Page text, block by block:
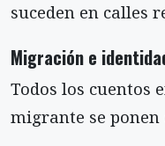
suceden en calles
Migración e
Todos los cuentos
migrante se